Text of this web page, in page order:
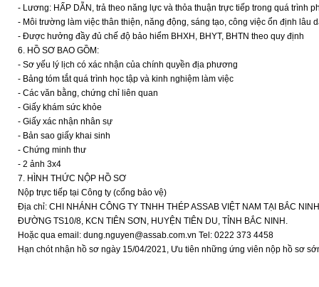
- Lương: HẤP DẪN, trả theo năng lực và thỏa thuận trực tiếp trong quá trình
- Môi trường làm việc thân thiện, năng động, sáng tạo, công việc ổn định lâu
- Được hưởng đầy đủ chế độ bảo hiểm BHXH, BHYT, BHTN theo quy định
6. HỒ SƠ BAO GỒM:
- Sơ yếu lý lịch có xác nhận của chính quyền địa phương
- Bảng tóm tắt quá trình học tập và kinh nghiệm làm việc
- Các văn bằng, chứng chỉ liên quan
- Giấy khám sức khỏe
- Giấy xác nhận nhân sự
- Bản sao giấy khai sinh
- Chứng minh thư
- 2 ảnh 3x4
7. HÌNH THỨC NỘP HỒ SƠ
Nộp trực tiếp tại Công ty (cổng bảo vệ)
Địa chỉ: CHI NHÁNH CÔNG TY TNHH THÉP ASSAB VIỆT NAM TẠI BẮC NINH
ĐƯỜNG TS10/8, KCN TIÊN SƠN, HUYỆN TIÊN DU, TỈNH BẮC NINH.
Hoặc qua email: dung.nguyen@assab.com.vn Tel: 0222 373 4458
Hạn chót nhận hồ sơ ngày 15/04/2021, Ưu tiên những ứng viên nộp hồ sơ